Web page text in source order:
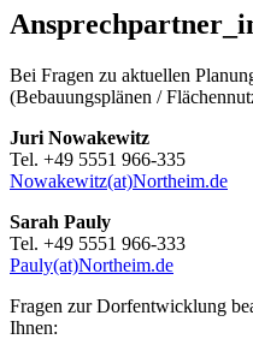
Bei Fragen zu aktuellen
(Bebauungsplänen /
Juri Nowakewitz
Tel. +49 5551 966-335
Nowakewitz(at)Northeim.de
Sarah Pauly
Tel. +49 5551 966-333
Pauly(at)Northeim.de
Fragen zur Dorfentwicklung